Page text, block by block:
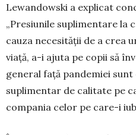
Lewandowski a explicat
„Presiunile suplimentare la
cauza necesității de a crea
viață, a-i ajuta pe copii să
general față pandemiei
suplimentar de calitate pe
compania celor pe care-i